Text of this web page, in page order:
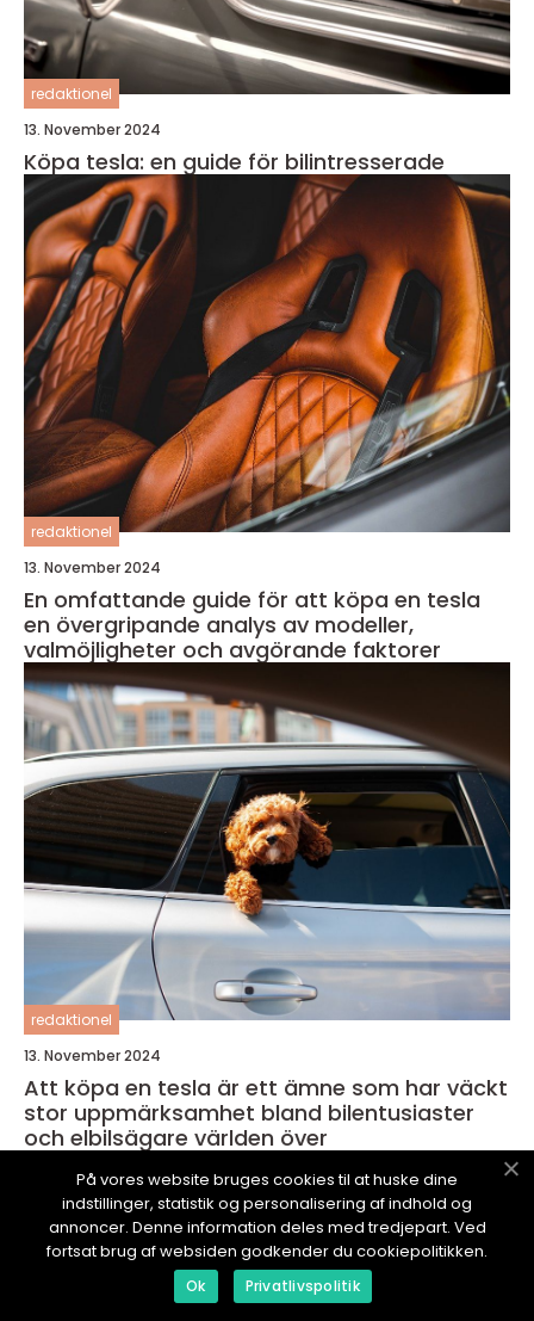
redaktionel
13. November 2024
Köpa tesla: en guide för bilintresserade
redaktionel
13. November 2024
En omfattande guide för att köpa en tesla
en övergripande analys av modeller,
valmöjligheter och avgörande faktorer
redaktionel
13. November 2024
Att köpa en tesla är ett ämne som har väckt
stor uppmärksamhet bland bilentusiaster
och elbilsägare världen över
MOTOROCHTEKNIK.
På vores website bruges cookies til at huske dine
indstillinger, statistik og personalisering af indhold og
annoncer. Denne information deles med tredjepart. Ved
fortsat brug af websiden godkender du cookiepolitikken.
Ok Privatlivspolitik